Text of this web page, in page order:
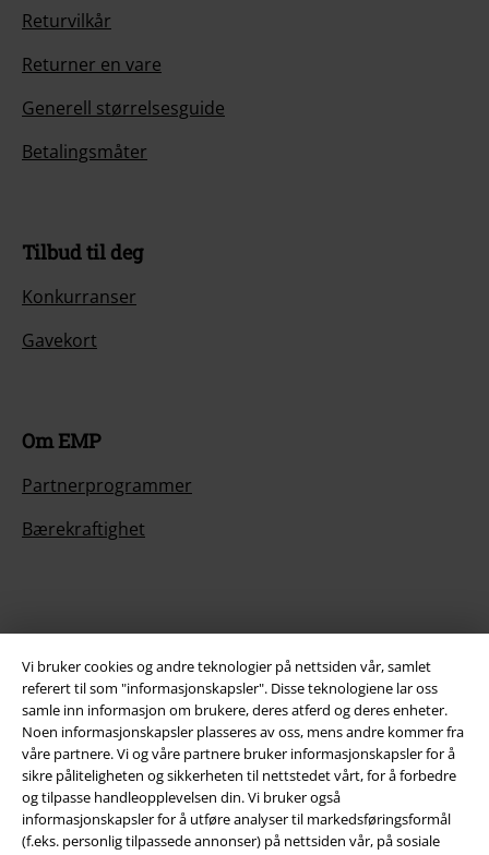
Vi bruker cookies og andre teknologier på nettsiden vår, samlet
referert til som "informasjonskapsler". Disse teknologiene lar oss
samle inn informasjon om brukere, deres atferd og deres enheter.
Noen informasjonskapsler plasseres av oss, mens andre kommer fra
våre partnere. Vi og våre partnere bruker informasjonskapsler for å
sikre påliteligheten og sikkerheten til nettstedet vårt, for å forbedre
og tilpasse handleopplevelsen din. Vi bruker også
informasjonskapsler for å utføre analyser til markedsføringsformål
(f.eks. personlig tilpassede annonser) på nettsiden vår, på sosiale
Returvilkår
Returner en vare
Generell størrelsesguide
Betalingsmåter
Tilbud til deg
Konkurranser
Gavekort
Om EMP
Partnerprogrammer
Bærekraftighet
Community